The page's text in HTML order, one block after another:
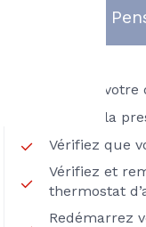
Vérifiez
Vérifiez la
Vérifiez que
Vérifiez et
thermostat
Redémarrez